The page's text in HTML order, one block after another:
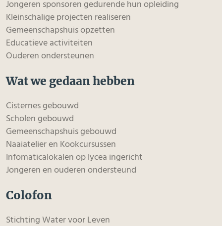
Jongeren sponsoren gedurende hun opleiding
Kleinschalige projecten realiseren
Gemeenschapshuis opzetten
Educatieve activiteiten
Ouderen ondersteunen
Wat we gedaan hebben
Cisternes gebouwd
Scholen gebouwd
Gemeenschapshuis gebouwd
Naaiatelier en Kookcursussen
Infomaticalokalen op lycea ingericht
Jongeren en ouderen ondersteund
Colofon
Stichting Water voor Leven